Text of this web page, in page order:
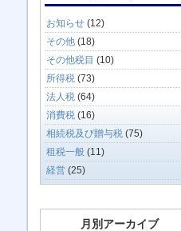
お知らせ (12)
その他 (18)
その他税目 (10)
所得税 (73)
法人税 (64)
消費税 (16)
相続税及び贈与税 (75)
租税一般 (11)
経営 (25)
月別アーカイブ